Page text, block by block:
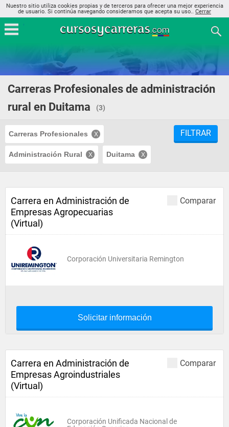
Nuestro sitio utiliza cookies propias y de terceros para ofrecer una mejor experiencia
de usuario. Si continúa navegando consideramos que acepta su uso.. Cerrar
Carreras Profesionales de administración
rural en Duitama
(3)
Carreras Profesionales
Administración Rural Duitama
FILTRAR
Comparar
Carrera en Administración de
Empresas Agropecuarias
(Virtual)
Corporación Universitaria Remington
Solicitar información
Comparar
Carrera en Administración de
Empresas Agroindustriales
(Virtual)
Corporación Unificada Nacional de